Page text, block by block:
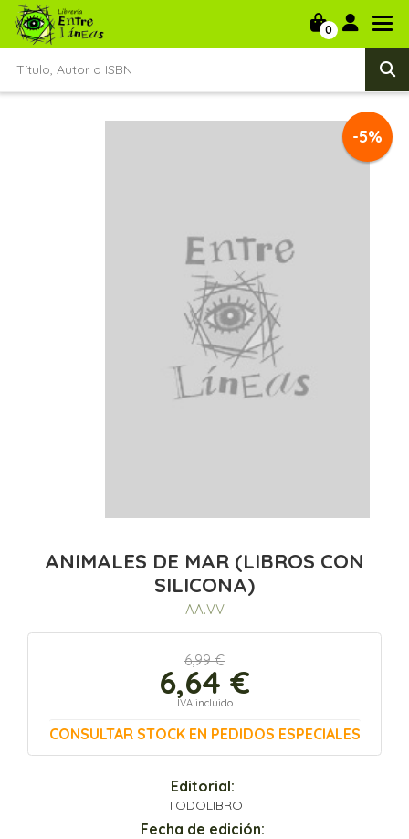
0
-5%
ANIMALES DE MAR (LIBROS CON
SILICONA)
AA.VV
6,99 €
6,64 €
IVA incluido
CONSULTAR STOCK EN PEDIDOS ESPECIALES
Editorial:
TODOLIBRO
Fecha de edición: